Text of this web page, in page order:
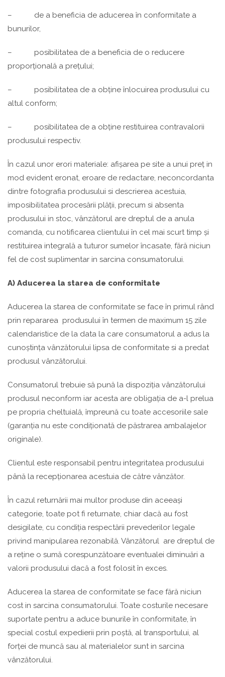
– de a beneficia de aducerea în conformitate a
bunurilor,
– posibilitatea de a beneficia de o reducere
proporțională a prețului;
– posibilitatea de a obține înlocuirea produsului cu
altul conform;
– posibilitatea de a obține restituirea contravalorii
produsului respectiv.
În cazul unor erori materiale: afișarea pe site a unui preț in
mod evident eronat, eroare de redactare, neconcordanta
dintre fotografia produsului si descrierea acestuia,
imposibilitatea procesării plății, precum si absenta
produsului in stoc, vânzătorul are dreptul de a anula
comanda, cu notificarea clientului în cel mai scurt timp și
restituirea integrală a tuturor sumelor încasate, fără niciun
fel de cost suplimentar in sarcina consumatorului.
A) Aducerea la starea de conformitate
Aducerea la starea de conformitate se face în primul rând
prin repararea produsului în termen de maximum 15 zile
calendaristice de la data la care consumatorul a adus la
cunoștința vânzătorului lipsa de conformitate si a predat
produsul vânzătorului.
Consumatorul trebuie să pună la dispoziția vânzătorului
produsul neconform iar acesta are obligația de a-l prelua
pe propria cheltuială, împreună cu toate accesoriile sale
(garanția nu este condiționată de păstrarea ambalajelor
originale).
Clientul este responsabil pentru integritatea produsului
până la recepționarea acestuia de către vânzător.
În cazul returnării mai multor produse din aceeași
categorie, toate pot fi returnate, chiar dacă au fost
desigilate, cu condiția respectării prevederilor legale
privind manipularea rezonabilă. Vânzătorul are dreptul de
a reține o sumă corespunzătoare eventualei diminuări a
valorii produsului dacă a fost folosit în exces.
Aducerea la starea de conformitate se face fără niciun
cost in sarcina consumatorului. Toate costurile necesare
suportate pentru a aduce bunurile în conformitate, în
special costul expedierii prin poștă, al transportului, al
forței de muncă sau al materialelor sunt in sarcina
vânzătorului.